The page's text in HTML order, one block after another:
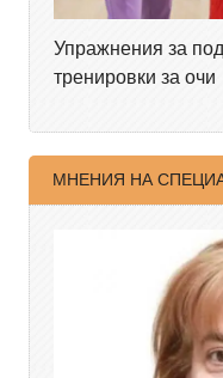
Упражнения за
тренировки за очи
МНЕНИЯ НА